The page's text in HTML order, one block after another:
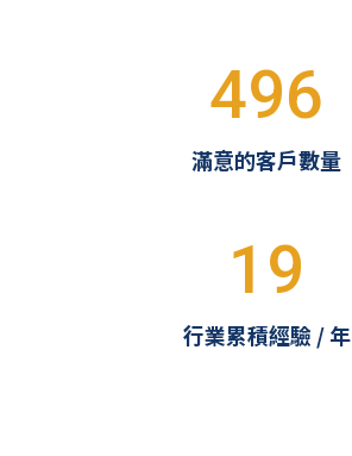
496
滿意的客戶數量
19
行業累積經驗 / 年